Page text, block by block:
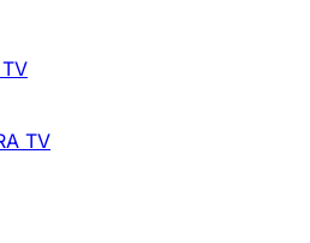
TV